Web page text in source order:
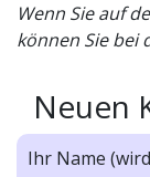
Wenn Sie auf
können Sie bei
Neuen
Ihr Name